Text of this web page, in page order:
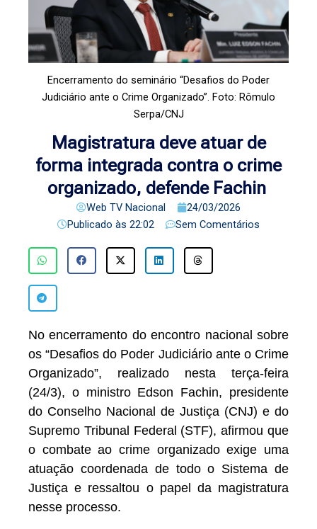
Encerramento do seminário “Desafios do Poder
Judiciário ante o Crime Organizado”. Foto: Rômulo
Serpa/CNJ
Magistratura deve atuar de
forma integrada contra o crime
organizado, defende Fachin
Web TV Nacional
24/03/2026
Publicado às 22:02 Sem Comentários
No encerramento do encontro nacional sobre
os “Desafios do Poder Judiciário ante o Crime
Organizado”, realizado nesta terça-feira
(24/3), o ministro Edson Fachin, presidente
do Conselho Nacional de Justiça (CNJ) e do
Supremo Tribunal Federal (STF), afirmou que
o combate ao crime organizado exige uma
atuação coordenada de todo o Sistema de
Justiça e ressaltou o papel da magistratura
nesse processo.